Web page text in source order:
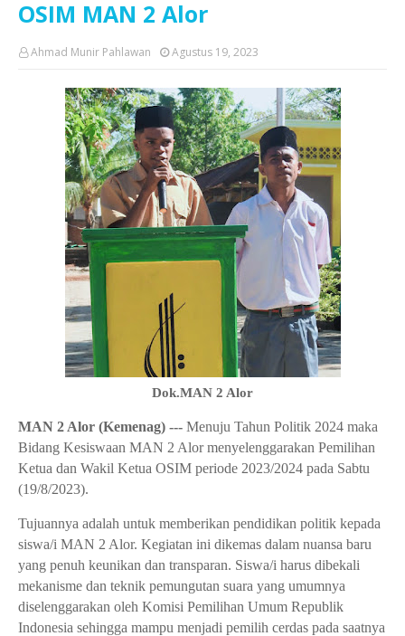
OSIM MAN 2 Alor
Ahmad Munir Pahlawan Agustus 19, 2023
Dok.MAN 2 Alor
MAN 2 Alor (Kemenag) --- Menuju Tahun Politik 2024 maka
Bidang Kesiswaan MAN 2 Alor menyelenggarakan Pemilihan
Ketua dan Wakil Ketua OSIM periode 2023/2024 pada Sabtu
(19/8/2023).
Tujuannya adalah untuk memberikan pendidikan politik kepada
siswa/i MAN 2 Alor. Kegiatan ini dikemas dalam nuansa baru
yang penuh keunikan dan transparan. Siswa/i harus dibekali
mekanisme dan teknik pemungutan suara yang umumnya
diselenggarakan oleh Komisi Pemilihan Umum Republik
Indonesia sehingga mampu menjadi pemilih cerdas pada saatnya